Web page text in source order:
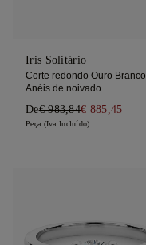
Iris Solitário
Corte redondo Ouro Branco
Anéis de noivado
De€ 983,84€ 885,45
Peça (Iva Incluído)